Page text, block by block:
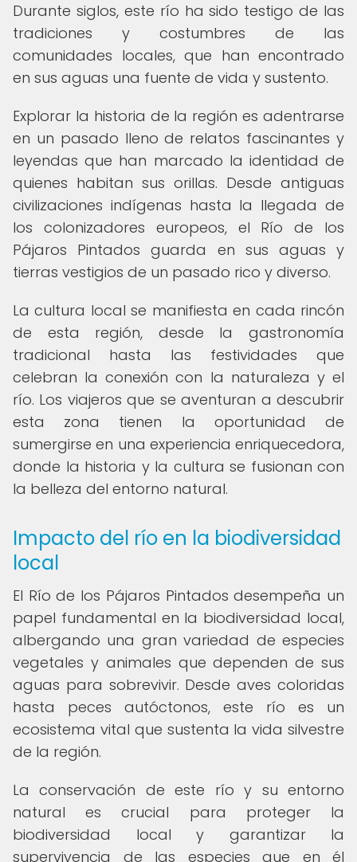
Durante siglos, este río ha sido testigo de las
tradiciones y costumbres de las
comunidades locales, que han encontrado
en sus aguas una fuente de vida y sustento.
Explorar la historia de la región es adentrarse
en un pasado lleno de relatos fascinantes y
leyendas que han marcado la identidad de
quienes habitan sus orillas. Desde antiguas
civilizaciones indígenas hasta la llegada de
los colonizadores europeos, el Río de los
Pájaros Pintados guarda en sus aguas y
tierras vestigios de un pasado rico y diverso.
La cultura local se manifiesta en cada rincón
de esta región, desde la gastronomía
tradicional hasta las festividades que
celebran la conexión con la naturaleza y el
río. Los viajeros que se aventuran a descubrir
esta zona tienen la oportunidad de
sumergirse en una experiencia enriquecedora,
donde la historia y la cultura se fusionan con
la belleza del entorno natural.
Impacto del río en la biodiversidad
local
El Río de los Pájaros Pintados desempeña un
papel fundamental en la biodiversidad local,
albergando una gran variedad de especies
vegetales y animales que dependen de sus
aguas para sobrevivir. Desde aves coloridas
hasta peces autóctonos, este río es un
ecosistema vital que sustenta la vida silvestre
de la región.
La conservación de este río y su entorno
natural es crucial para proteger la
biodiversidad local y garantizar la
supervivencia de las especies que en él